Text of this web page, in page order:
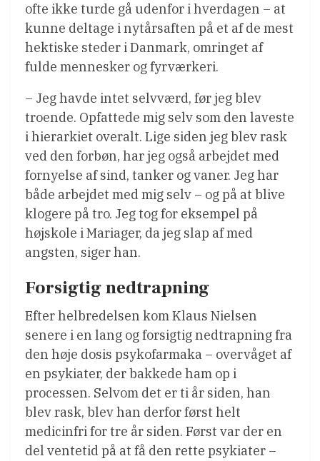
ofte ikke turde gå udenfor i hverdagen – at
kunne deltage i nytårsaften på et af de mest
hektiske steder i Danmark, omringet af
fulde mennesker og fyrværkeri.
– Jeg havde intet selvværd, før jeg blev
troende. Opfattede mig selv som den laveste
i hierarkiet overalt. Lige siden jeg blev rask
ved den forbøn, har jeg også arbejdet med
fornyelse af sind, tanker og vaner. Jeg har
både arbejdet med mig selv – og på at blive
klogere på tro. Jeg tog for eksempel på
højskole i Mariager, da jeg slap af med
angsten, siger han.
Forsigtig nedtrapning
Efter helbredelsen kom Klaus Nielsen
senere i en lang og forsigtig nedtrapning fra
den høje dosis psykofarmaka – overvåget af
en psykiater, der bakkede ham op i
processen. Selvom det er ti år siden, han
blev rask, blev han derfor først helt
medicinfri for tre år siden. Først var der en
del ventetid på at få den rette psykiater –